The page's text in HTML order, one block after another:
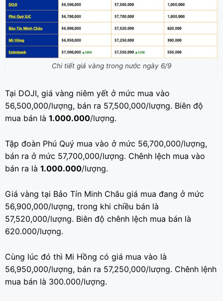
Chi tiết giá vàng trong nước ngày 6/9
Tại DOJI, giá vàng niêm yết ở mức mua vào
56,500,000/lượng, bán ra 57,500,000/lượng. Biên độ
mua bán là 1.000.000/lượng.
Tập đoàn Phú Quý mua vào ở mức 56,700,000/lượng,
bán ra ở mức 57,700,000/lượng. Chênh lệch mua vào
bán ra là 1.000.000/lượng.
Giá vàng tại Bảo Tín Minh Châu giá mua đang ở mức
56,900,000/lượng, trong khi chiều bán là
57,520,000/lượng. Biên độ chênh lệch mua bán là
620.000/lượng.
Cùng lúc đó thì Mi Hồng có giá mua vào là
56,950,000/lượng, bán ra 57,250,000/lượng. Chênh lệnh
mua bán là 300.000/lượng.